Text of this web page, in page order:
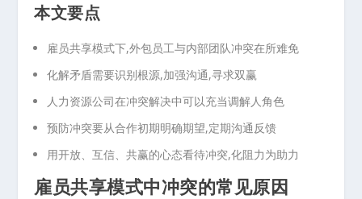
本文要点
雇员共享模式下,外包员工与内部团队冲突在所难免
化解矛盾需要识别根源,加强沟通,寻求双赢
人力资源公司在冲突解决中可以充当调解人角色
预防冲突要从合作初期明确期望,定期沟通反馈
用开放、互信、共赢的心态看待冲突,化阻力为助力
雇员共享模式中冲突的常见原因